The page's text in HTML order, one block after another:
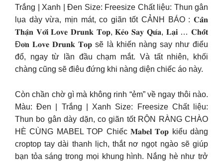
Trắng | Xanh | Đen Size: Freesize Chất liệu: Thun gân
lụa dày vừa, mịn mát, co giãn tốt CẢNH BÁO : 𝐂𝐚̂̉𝐧
𝐓𝐡𝐚̣̂𝐧 𝐕𝐨̛́𝐢 𝐋𝐨𝐯𝐞 𝐃𝐫𝐮𝐧𝐤 𝐓𝐨𝐩, 𝐊𝐞̉𝐨 𝐒𝐚𝐲 𝐐𝐮́𝐚, 𝐋𝐚̣𝐢 … 𝐂𝐡𝐨̂́𝐭
Đ𝐨̛𝐧 𝐋𝐨𝐯𝐞 𝐃𝐫𝐮𝐧𝐤 𝐓𝐨𝐩 sẽ là khiến nàng say như điểu
đổ, ngay từ lần đầu chạm mắt. Và tất nhiên, khối
chàng cũng sẽ điêu đứng khi nàng diện chiếc áo này. ️
Còn chần chờ gì mà không rinh “ẻm” về ngay thôi nào.
Màu: Đen | Trắng | Xanh Size: Freesize Chất liệu:
Thun bo gân dày dặn, co giãn tốt RỘN RÀNG CHÀO
HÈ CÙNG MABEL TOP Chiếc 𝐌𝐚𝐛𝐞𝐥 𝐓𝐨𝐩 kiểu dàng
croptop tay dài thanh lịch, thắt nơ ngọt ngào sẽ giúp
bạn tỏa sáng trong mọi khung hình. Nắng hè như trở